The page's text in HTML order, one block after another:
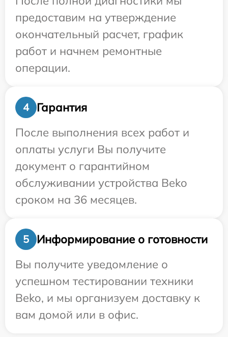
предоставим на утверждение
окончательный расчет, график
работ и начнем ремонтные
операции.
4
Гарантия
После выполнения всех работ и
оплаты услуги Вы получите
документ о гарантийном
обслуживании устройства Beko
сроком на 36 месяцев.
5
Информирование о готовности
Вы получите уведомление о
успешном тестировании техники
Beko, и мы организуем доставку к
вам домой или в офис.